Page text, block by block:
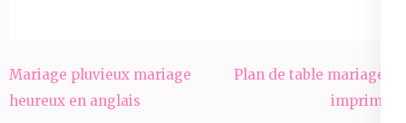
Navigation
de
Mariage pluvieux mariage
heureux en anglais
Plan de table mariage à
imprimer